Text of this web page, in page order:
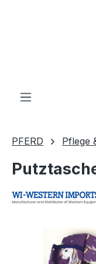
Zum Hauptinhalt
PFERD Pflege